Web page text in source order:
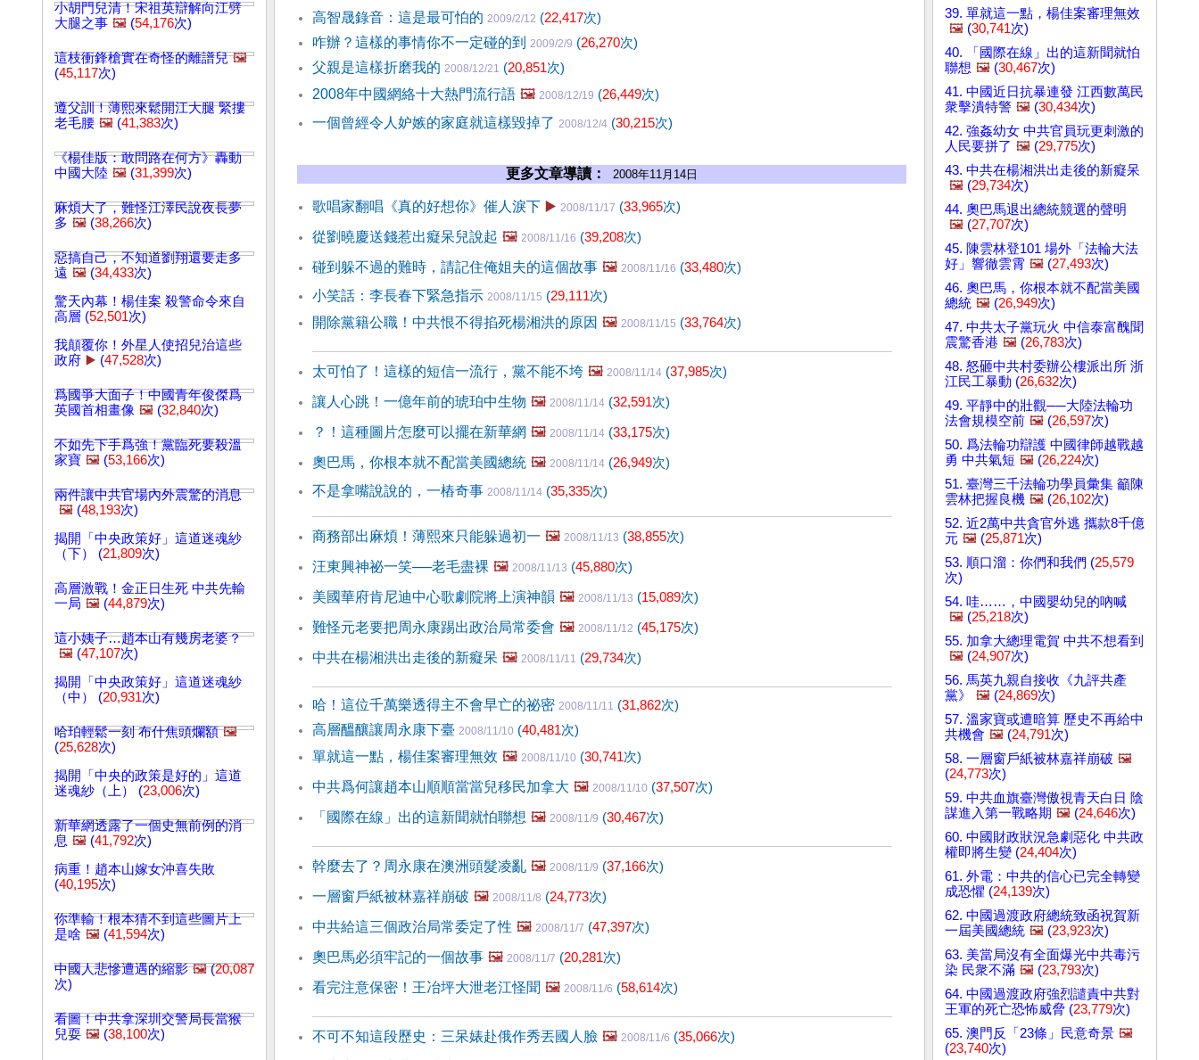
小胡門兒清！宋祖英辯解向江劈
大腿之事 🖼️ (54,176次)
這枝衝鋒槍實在奇怪的離譜兒 🖼️
(45,117次)
遵父訓！薄熙來鬆開江大腿 緊摟
老毛腰 🖼️ (41,383次)
《楊佳版：敢問路在何方》轟動
中國大陸 🖼️ (31,399次)
麻煩大了，難怪江澤民說夜長夢
多 🖼️ (38,266次)
惡搞自己，不知道劉翔還要走多
遠 🖼️ (34,433次)
驚天內幕！楊佳案 殺警命令來自
高層 (52,501次)
我顛覆你！外星人使招兒治這些
政府 ▶️ (47,528次)
爲國爭大面子！中國青年俊傑爲
英國首相畫像 🖼️ (32,840次)
不如先下手爲強！黨臨死要殺溫
家寶 🖼️ (53,166次)
兩件讓中共官場內外震驚的消息
🖼️ (48,193次)
揭開「中央政策好」這道迷魂紗
（下） (21,809次)
高層激戰！金正日生死 中共先輸
一局 🖼️ (44,879次)
這小姨子…趙本山有幾房老婆？
🖼️ (47,107次)
揭開「中央政策好」這道迷魂紗
（中） (20,931次)
哈珀輕鬆一刻 布什焦頭爛額 🖼️
(25,628次)
揭開「中央的政策是好的」這道
迷魂紗（上） (23,006次)
新華網透露了一個史無前例的消
息 🖼️ (41,792次)
病重！趙本山嫁女沖喜失敗
(40,195次)
你準輸！根本猜不到這些圖片上
是啥 🖼️ (41,594次)
中國人悲慘遭遇的縮影 🖼️(20,087
次)
看圖！中共拿深圳交警局長當猴
兒耍 🖼️ (38,100次)
高智晟錄音：這是最可怕的 2009/2/12 (22,417次)
咋辦？這樣的事情你不一定碰的到 2009/2/9 (26,270次)
父親是這樣折磨我的 2008/12/21 (20,851次)
2008年中國網絡十大熱門流行語 🖼️ 2008/12/19 (26,449次)
一個曾經令人妒嫉的家庭就這樣毀掉了 2008/12/4 (30,215次)
更多文章導讀： 2008年11月14日
歌唱家翻唱《真的好想你》催人淚下 ▶️ 2008/11/17 (33,965次)
從劉曉慶送錢惹出癡呆兒說起 🖼️ 2008/11/16 (39,208次)
碰到躲不過的難時，請記住俺姐夫的這個故事 🖼️ 2008/11/16 (33,480次)
小笑話：李長春下緊急指示 2008/11/15 (29,111次)
開除黨籍公職！中共恨不得掐死楊湘洪的原因 🖼️ 2008/11/15 (33,764次)
太可怕了！這樣的短信一流行，黨不能不垮 🖼️ 2008/11/14 (37,985次)
讓人心跳！一億年前的琥珀中生物 🖼️ 2008/11/14 (32,591次)
？！這種圖片怎麼可以擺在新華網 🖼️ 2008/11/14 (33,175次)
奧巴馬，你根本就不配當美國總統 🖼️ 2008/11/14 (26,949次)
不是拿嘴說說的，一樁奇事 2008/11/14 (35,335次)
商務部出麻煩！薄熙來只能躲過初一 🖼️ 2008/11/13 (38,855次)
汪東興神祕一笑──老毛盡裸 🖼️ 2008/11/13 (45,880次)
美國華府肯尼迪中心歌劇院將上演神韻 🖼️ 2008/11/13 (15,089次)
難怪元老要把周永康踢出政治局常委會 🖼️ 2008/11/12 (45,175次)
中共在楊湘洪出走後的新癡呆 🖼️ 2008/11/11 (29,734次)
哈！這位千萬樂透得主不會早亡的祕密 2008/11/11 (31,862次)
高層醞釀讓周永康下臺 2008/11/10 (40,481次)
單就這一點，楊佳案審理無效 🖼️ 2008/11/10 (30,741次)
中共爲何讓趙本山順順當當兒移民加拿大 🖼️ 2008/11/10 (37,507次)
「國際在線」出的這新聞就怕聯想 🖼️ 2008/11/9 (30,467次)
幹麼去了？周永康在澳洲頭髮凌亂 🖼️ 2008/11/9 (37,166次)
一層窗戶紙被林嘉祥崩破 🖼️ 2008/11/8 (24,773次)
中共給這三個政治局常委定了性 🖼️ 2008/11/7 (47,397次)
奧巴馬必須牢記的一個故事 🖼️ 2008/11/7 (20,281次)
看完注意保密！王冶坪大泄老江怪聞 🖼️ 2008/11/6 (58,614次)
不可不知這段歷史：三呆婊赴俄作秀丟國人臉 🖼️ 2008/11/6 (35,066次)
39. 單就這一點，楊佳案審理無效
🖼️ (30,741次)
40. 「國際在線」出的這新聞就怕
聯想 🖼️ (30,467次)
41. 中國近日抗暴連發 江西數萬民
衆擊潰特警 🖼️ (30,434次)
42. 強姦幼女 中共官員玩更刺激的
人民要拼了 🖼️ (29,775次)
43. 中共在楊湘洪出走後的新癡呆
🖼️ (29,734次)
44. 奧巴馬退出總統競選的聲明
🖼️ (27,707次)
45. 陳雲林登101 場外「法輪大法
好」響徹雲霄 🖼️ (27,493次)
46. 奧巴馬，你根本就不配當美國
總統 🖼️ (26,949次)
47. 中共太子黨玩火 中信泰富醜聞
震驚香港 🖼️ (26,783次)
48. 怒砸中共村委辦公樓派出所 浙
江民工暴動 (26,632次)
49. 平靜中的壯觀──大陸法輪功
法會規模空前 🖼️ (26,597次)
50. 爲法輪功辯護 中國律師越戰越
勇 中共氣短 🖼️ (26,224次)
51. 臺灣三千法輪功學員彙集 籲陳
雲林把握良機 🖼️ (26,102次)
52. 近2萬中共貪官外逃 攜款8千億
元 🖼️ (25,871次)
53. 順口溜：你們和我們 (25,579
次)
54. 哇……，中國嬰幼兒的吶喊
🖼️ (25,218次)
55. 加拿大總理電賀 中共不想看到
🖼️ (24,907次)
56. 馬英九親自接收《九評共產
黨》
🖼️ (24,869次)
57. 溫家寶或遭暗算 歷史不再給中
共機會 🖼️ (24,791次)
58. 一層窗戶紙被林嘉祥崩破 🖼️
(24,773次)
59. 中共血旗臺灣傲視青天白日 陰
謀進入第一戰略期 🖼️ (24,646次)
60. 中國財政狀況急劇惡化 中共政
權即將生變 (24,404次)
61. 外電：中共的信心已完全轉變
成恐懼 (24,139次)
62. 中國過渡政府總統致函祝賀新
一屆美國總統 🖼️ (23,923次)
63. 美當局沒有全面爆光中共毒污
染 民衆不滿 🖼️ (23,793次)
64. 中國過渡政府強烈譴責中共對
王軍的死亡恐怖威脅 (23,779次)
65. 澳門反「23條」民意奇景 🖼️
(23,740次)